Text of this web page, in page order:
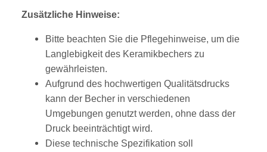
Zusätzliche Hinweise:
Bitte beachten Sie die Pflegehinweise, um die
Langlebigkeit des Keramikbechers zu
gewährleisten.
Aufgrund des hochwertigen Qualitätsdrucks
kann der Becher in verschiedenen
Umgebungen genutzt werden, ohne dass der
Druck beeinträchtigt wird.
Diese technische Spezifikation soll